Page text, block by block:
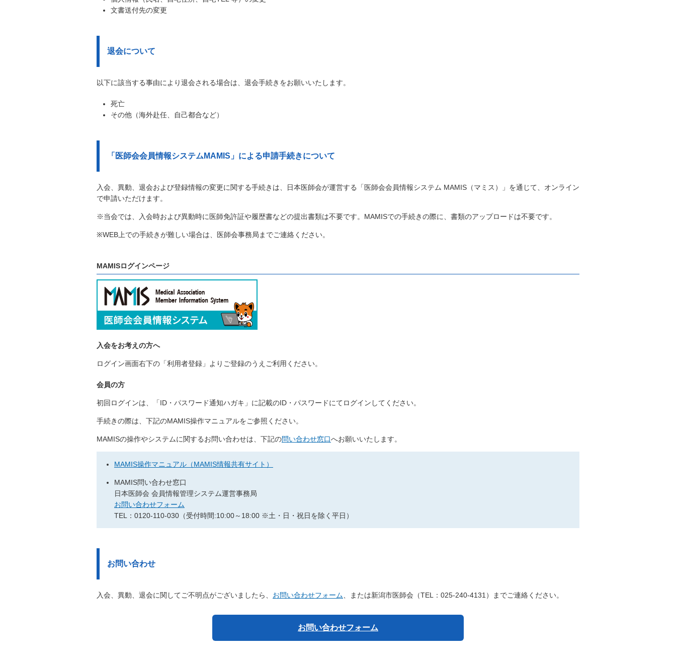
文書送付先の変更
退会について
以下に該当する事由により退会される場合は、退会手続きをお願いいたします。
死亡
その他（海外赴任、自己都合など）
「医師会会員情報システムMAMIS」による申請手続きについて
入会、異動、退会および登録情報の変更に関する手続きは、日本医師会が運営する「医師会会員情報システム MAMIS（マミス）」を通じて、オンライン
で申請いただけます。
※当会では、入会時および異動時に医師免許証や履歴書などの提出書類は不要です。MAMISでの手続きの際に、書類のアップロードは不要です。
※WEB上での手続きが難しい場合は、医師会事務局までご連絡ください。
MAMISログインページ
入会をお考えの方へ
ログイン画面右下の「利用者登録」よりご登録のうえご利用ください。
会員の方
初回ログインは、「ID・パスワード通知ハガキ」に記載のID・パスワードにてログインしてください。
手続きの際は、下記のMAMIS操作マニュアルをご参照ください。
MAMISの操作やシステムに関するお問い合わせは、下記の問い合わせ窓口へお願いいたします。
MAMIS操作マニュアル（MAMIS情報共有サイト）
MAMIS問い合わせ窓口
日本医師会 会員情報管理システム運営事務局
お問い合わせフォーム
TEL：0120-110-030（受付時間:10:00～18:00 ※土・日・祝日を除く平日）
お問い合わせ
入会、異動、退会に関してご不明点がございましたら、 お問い合わせフォーム 、または新潟市医師会（TEL：025-240-4131）までご連絡ください。
お問い合わせフォーム